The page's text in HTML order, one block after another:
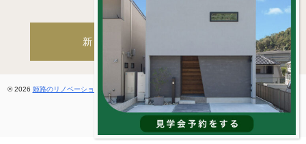
新築・注文住宅サイトへ
© 2026 姫路のリノベーション・フルリフォーム / 住空間建築設計 一級建築士事務所. All rights
reserved.
ホームページ制作by